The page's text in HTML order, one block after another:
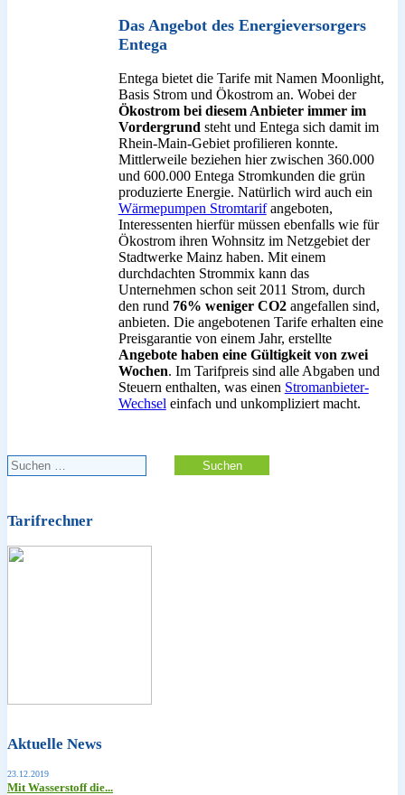
Das Angebot des Energieversorgers
Entega
Entega bietet die Tarife mit Namen Moonlight,
Basis Strom und Ökostrom an. Wobei der
Ökostrom bei diesem Anbieter immer im
Vordergrund steht und Entega sich damit im
Rhein-Main-Gebiet profilieren konnte.
Mittlerweile beziehen hier zwischen 360.000
und 600.000 Entega Stromkunden die grün
produzierte Energie. Natürlich wird auch ein
Wärmepumpen Stromtarifangeboten,
Interessenten hierfür müssen ebenfalls wie für
Ökostrom ihren Wohnsitz im Netzgebiet der
Stadtwerke Mainz haben. Mit einem
durchdachten Strommix kann das
Unternehmen schon seit 2011 Strom, durch
den rund 76% weniger CO2angefallen sind,
anbieten. Die angebotenen Tarife erhalten eine
Preisgarantie von einem Jahr, erstellte
Angebote haben eine Gültigkeit von zwei
Wochen. Im Tarifpreis sind alle Abgaben und
Steuern enthalten, was einen Stromanbieter-
Wechsel einfach und unkompliziert macht.
Suchen
nach:
Tarifrechner
Aktuelle News
23.12.2019
Mit Wasserstoff die...